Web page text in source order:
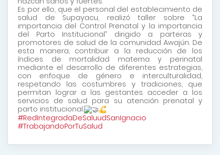
Es por ello, que el personal del establecimiento de
salud de Supayacu, realizó taller sobre “La
importancia del Control Prenatal y la importancia
del Parto Institucional” dirigido a parteras y
promotores de salud de la comunidad Awajún. De
esta manera, contribuir a la reducción de los
índices de mortalidad materna y perinatal
mediante el desarrollo de diferentes estrategias,
con enfoque de género e interculturalidad,
respetando las costumbres y tradiciones, que
permitan lograr a las gestantes acceder a los
servicios de salud para su atención prenatal y
parto institucional.
#RedIntegradaDeSaluudSanIgnacio
#TrabajandoPorTuSalud